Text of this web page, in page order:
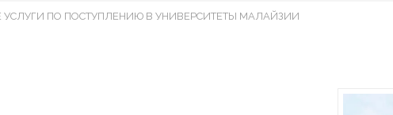
УСЛУГИ ПО ПОСТУПЛЕНИЮ В УНИВЕРСИТЕТЫ МАЛАЙЗИИ